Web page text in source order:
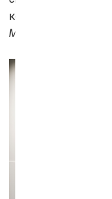
который является
MAREUNROL'S